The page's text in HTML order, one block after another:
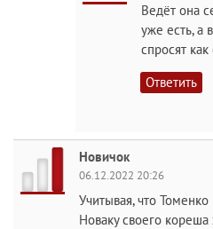
Ведёт она
уже есть, а
спросят
Ответить
Новичок
06.12.2022 20:26
Учитывая, что
Новаку своего